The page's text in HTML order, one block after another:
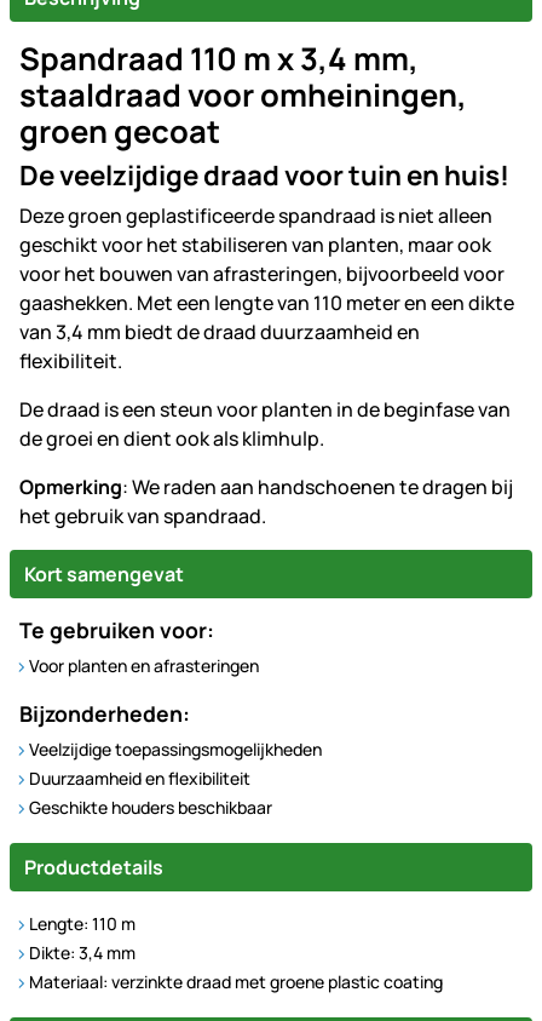
Spandraad 110 m x 3,4 mm,
staaldraad voor omheiningen,
groen gecoat
De veelzijdige draad voor tuin en huis!
Deze groen geplastificeerde spandraad is niet alleen
geschikt voor het stabiliseren van planten, maar ook
voor het bouwen van afrasteringen, bijvoorbeeld voor
gaashekken. Met een lengte van 110 meter en een dikte
van 3,4 mm biedt de draad duurzaamheid en
flexibiliteit.
De draad is een steun voor planten in de beginfase van
de groei en dient ook als klimhulp.
Opmerking: We raden aan handschoenen te dragen bij
het gebruik van spandraad.
Kort samengevat
Te gebruiken voor:
Voor planten en afrasteringen
Bijzonderheden:
Veelzijdige toepassingsmogelijkheden
Duurzaamheid en flexibiliteit
Geschikte houders beschikbaar
Productdetails
Lengte: 110 m
Dikte: 3,4 mm
Materiaal: verzinkte draad met groene plastic coating